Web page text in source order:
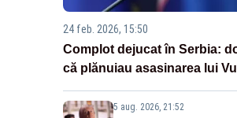
24 feb. 2026, 15:50
Complot dejucat în Serbia:
că plănuiau asasinarea lui
5 aug. 2026, 21:52